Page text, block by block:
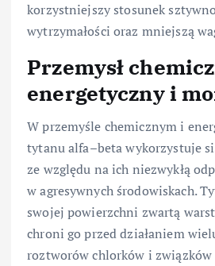
korzystniejszy stosunek
wytrzymałości oraz mniejszą
Przemysł
energetyczny i
W przemyśle chemicznym i
tytanu alfa–beta wykorzystuje
ze względu na ich niezwykłą
w agresywnych środowiskach.
swojej powierzchni zwartą
chroni go przed działaniem
roztworów chlorków i